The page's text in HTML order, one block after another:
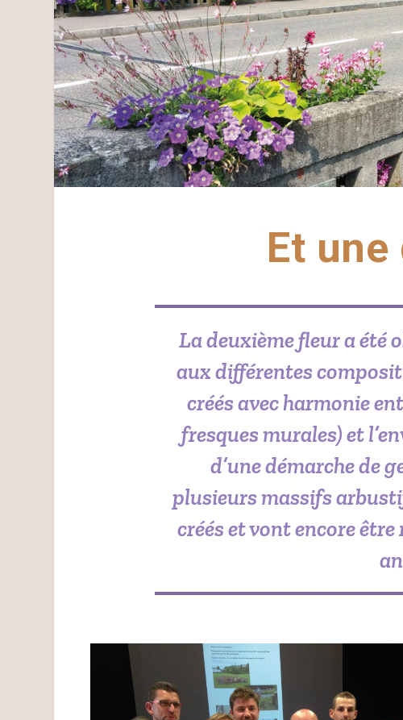
Et une
La deuxième fleur a été
aux différentes
créés avec harmonie
fresques murales) et
d’une démarche de
plusieurs massifs
créés et vont encore